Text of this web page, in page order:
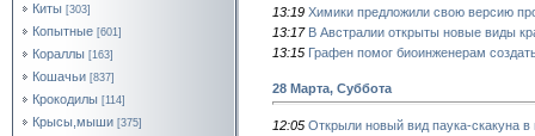
Киты [303]
Копытные [601]
Кораллы [163]
Кошачьи [837]
Крокодилы [114]
Крысы,мыши [375]
13:19 Химики предложили свою версию
13:17 В Австралии открыты новые виды
13:15 Графен помог биоинженерам
28 Марта, Суббота
12:05 Открыли новый вид паука-скакуна в